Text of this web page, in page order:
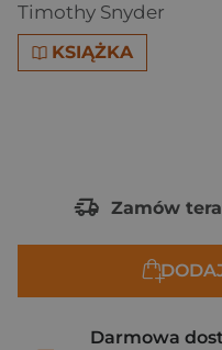
Timothy Snyder
KSIĄŻKA
Zamów
Darmowa